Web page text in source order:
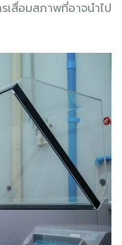
สื่อมสภาพที่อาจนำไป